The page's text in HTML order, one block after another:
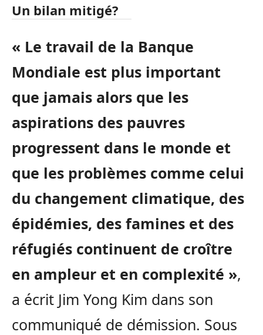
Un bilan mitigé?
« Le travail de la Banque
Mondiale est plus important
que jamais alors que les
aspirations des pauvres
progressent dans le monde et
que les problèmes comme celui
du changement climatique, des
épidémies, des famines et des
réfugiés continuent de croître
en ampleur et en complexité »,
a écrit Jim Yong Kim dans son
communiqué de démission. Sous